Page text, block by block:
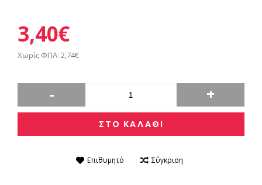
3,40€
Χωρίς ΦΠΑ: 2,74€
- +
ΣΤΟ ΚΑΛΑΘΙ
Επιθυμητό Σύγκριση